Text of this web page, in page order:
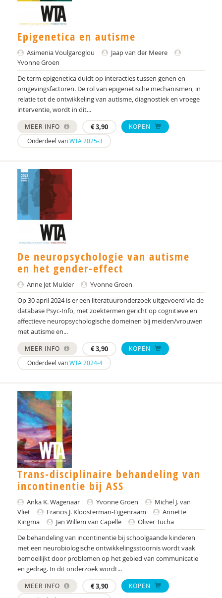
Dr. A.A. Spek
Mw. A.A. Spek
Esther A.M. Neidt
Cisco Aerts
M.E. Akkermans
Monika Althaus
Helena Andrea
Dr. Anke Scheeren
Catharina Anna Verschoor
drs. Anne In ’t Velt - Simon Thomas
Dr. Anoek M. Oerlemans
Alvin van Asselt
Tony Attwood
dr. Audrey Mol
Centrum Autisme Leiden
Nederlands Autisme Register
Elisa Back
Tineke Backer van Ommeren
Tineke Backer van Ommeren-van der Meer
Dieter Baeyens
Jacqueline Bailly
Theo Bakker
Anneloes Bal
Stella Balci
Simon Baron-Cohen
Arnold A.J. Bartels
AMC/de Bascule
Epigenetica en autisme
Asimenia Voulgaroglou
Jaap van der Meere
Yvonne Groen
De term epigenetica duidt op interacties tussen genen en
omgevingsfactoren. De rol van epigenetische mechanismen, in
relatie tot de ontwikkeling van autisme, diagnostiek en vroege
interventie, wordt in dit...
MEER INFO €3,90
KOPEN
Onderdeel vanWTA 2025-3
De neuropsychologie van autisme
en het gender-effect
Anne Jet Mulder
Yvonne Groen
Op 30 april 2024 is er een literatuuronderzoek uitgevoerd via de
database Psyc-Info, met zoektermen gericht op cognitieve en
affectieve neuropsychologische domeinen bij meiden/vrouwen
met autisme en...
MEER INFO €3,90
KOPEN
Onderdeel vanWTA 2024-4
Trans-disciplinaire behandeling van
incontinentie bij ASS
Anka K. Wagenaar Yvonne Groen
Michel J. van
Vliet
Francis J. Kloosterman-Eijgenraam
Annette
Kingma
Jan Willem van Capelle
Oliver Tucha
De behandeling van incontinentie bij schoolgaande kinderen
met een neurobiologische ontwikkelingsstoornis wordt vaak
bemoeilijkt door problemen op het gebied van communicatie
en gedrag. In dit onderzoek wordt...
MEER INFO €3,90
KOPEN